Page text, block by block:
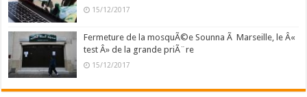
15/12/2017
Fermeture de la mosquÃ©e Sounna Ã Marseille, le Â«
test Â» de la grande priÃ¨re
15/12/2017